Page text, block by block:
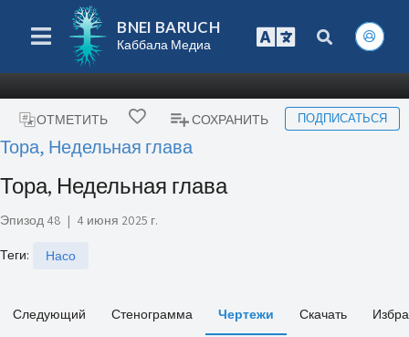
BNEI BARUCH
Каббала Медиа
ОТМЕТИТЬ СОХРАНИТЬ ПОДПИСАТЬСЯ
Тора, Недельная глава
Тора, Недельная глава
Эпизод 48 | 4 июня 2025 г.
Теги: Насо
Следующий Стенограмма Чертежи Скачать